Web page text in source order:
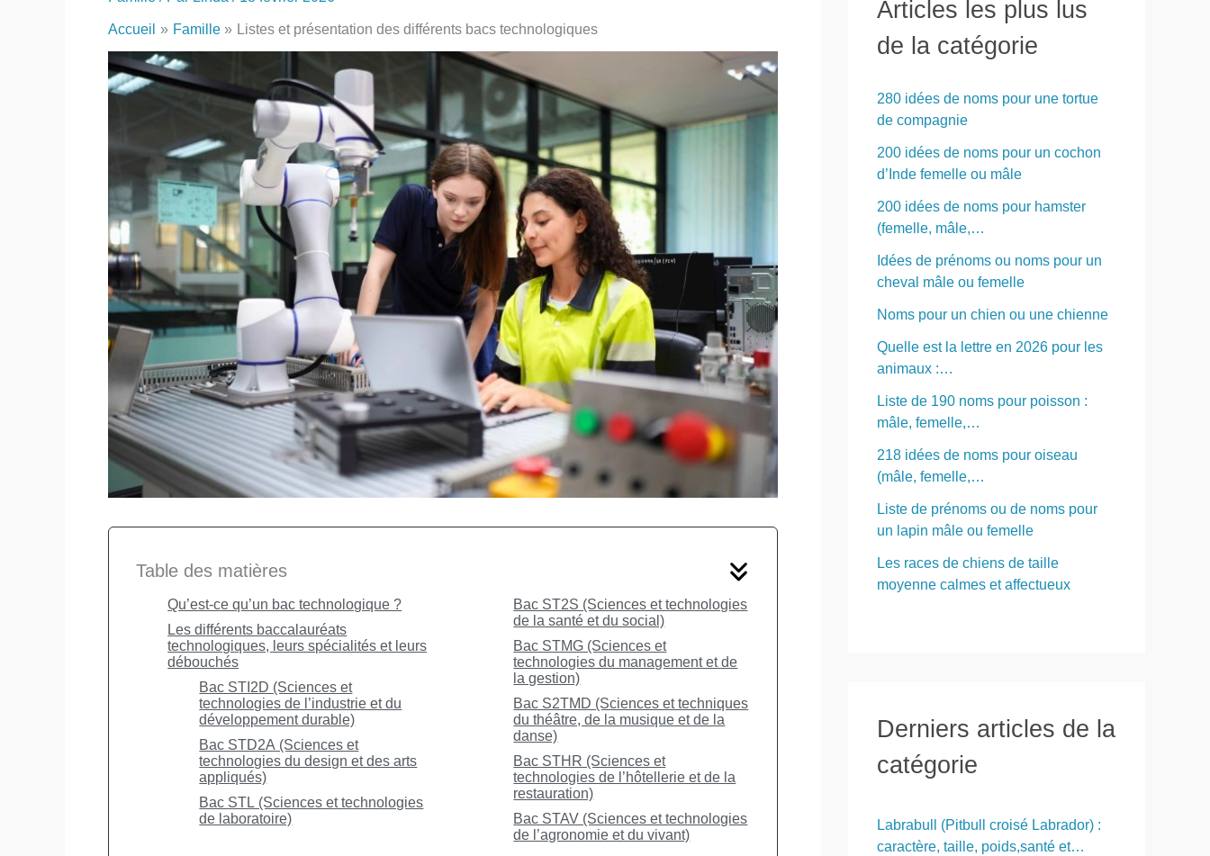
Accueil Famille Listes et présentation des différents bacs technologiques
Table des matières
Qu’est-ce qu’un bac technologique ?
Les différents baccalauréats
technologiques, leurs spécialités et leurs
débouchés
Bac STI2D (Sciences et
technologies de l’industrie et du
développement durable)
Bac STD2A (Sciences et
technologies du design et des arts
appliqués)
Bac STL (Sciences et technologies
de laboratoire)
Bac ST2S (Sciences et technologies
de la santé et du social)
Bac STMG (Sciences et
technologies du management et de
la gestion)
Bac S2TMD (Sciences et techniques
du théâtre, de la musique et de la
danse)
Bac STHR (Sciences et
technologies de l’hôtellerie et de la
restauration)
Bac STAV (Sciences et technologies
de l’agronomie et du vivant)
r
c
Articles les plus lus
de la catégorie
280 idées de noms pour une tortue
de compagnie
200 idées de noms pour un cochon
d’Inde femelle ou mâle
200 idées de noms pour hamster
(femelle, mâle,…
Idées de prénoms ou noms pour un
cheval mâle ou femelle
Noms pour un chien ou une chienne
Quelle est la lettre en 2026 pour les
animaux :…
Liste de 190 noms pour poisson :
mâle, femelle,…
218 idées de noms pour oiseau
(mâle, femelle,…
Liste de prénoms ou de noms pour
un lapin mâle ou femelle
Les races de chiens de taille
moyenne calmes et affectueux
Derniers articles de la
catégorie
Labrabull (Pitbull croisé Labrador) :
caractère, taille, poids,santé et